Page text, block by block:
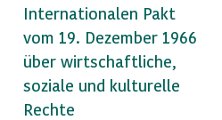
Internationalen Pakt
vom 19. Dezember 1966
über wirtschaftliche,
soziale und kulturelle
Rechte